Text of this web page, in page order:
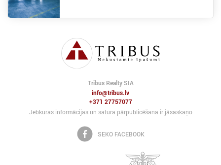
Tribus Realty SIA
info@tribus.lv
+371 27757077
Jebkuras informācijas un satura pārpublicēšana ir jāsaskaņo
SEKO FACEBOOK